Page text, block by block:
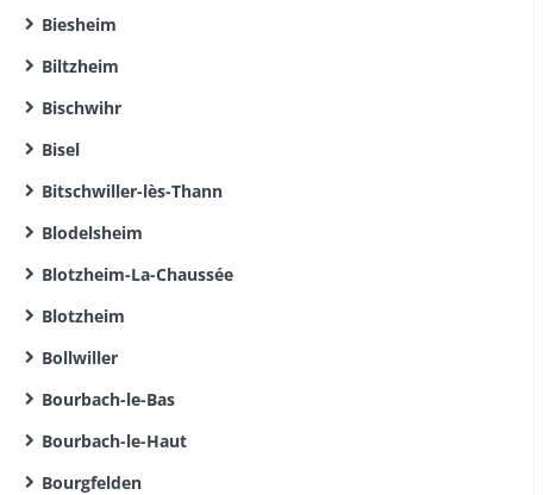
Biesheim
Biltzheim
Bischwihr
Bisel
Bitschwiller-lès-Thann
Blodelsheim
Blotzheim-La-Chaussée
Blotzheim
Bollwiller
Bourbach-le-Bas
Bourbach-le-Haut
Bourgfelden